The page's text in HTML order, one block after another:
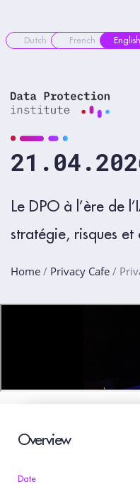
contentDutch French English
Le DPO à l’ère de
stratégie, risques et
Home / Privacy Cafe /
Overview
Date